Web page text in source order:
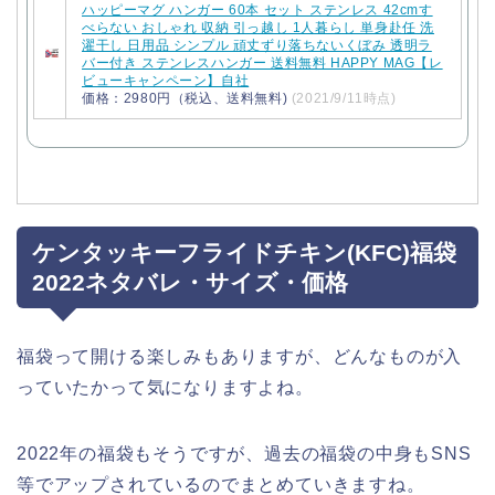
ハッピーマグ ハンガー 60本 セット ステンレス 42cmす
べらない おしゃれ 収納 引っ越し 1人暮らし 単身赴任 洗
濯干し 日用品 シンプル 頑丈ずり落ちないくぼみ 透明ラ
バー付き ステンレスハンガー 送料無料 HAPPY MAG【レ
ビューキャンペーン】自社
価格：2980円（税込、送料無料) (2021/9/11時点)
ケンタッキーフライドチキン(KFC)福袋
2022ネタバレ・サイズ・価格
福袋って開ける楽しみもありますが、どんなものが入
っていたかって気になりますよね。
2022年の福袋もそうですが、過去の福袋の中身もSNS
等でアップされているのでまとめていきますね。